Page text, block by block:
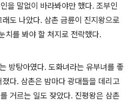
을 말없이 바라봐야만 했다. 조부인
도 나았다. 삼촌 금륜이 진지왕으로
치를 봐야 할 처지로 전락했다.
방탕아였다. 도화녀라는 유부녀를 좋
다. 삼촌은 밤마다 광대들을 데리고
거르는 일도 잦았다. 진평왕은 삼촌